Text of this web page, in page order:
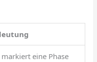
eine Phase